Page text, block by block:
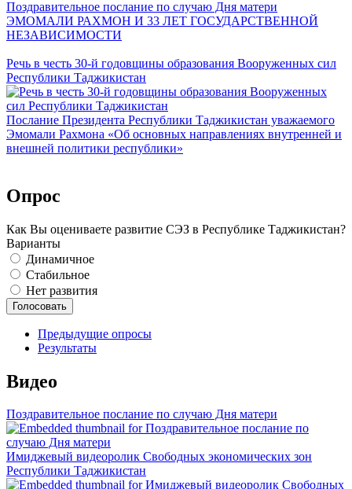
Поздравительное послание по случаю Дня матери
ЭМОМАЛИ РАХМОН И 33 ЛЕТ ГОСУДАРСТВЕННОЙ
НЕЗАВИСИМОСТИ
Речь в честь 30-й годовщины образования Вооруженных сил
Республики Таджикистан
Послание Президента Республики Таджикистан уважаемого
Эмомали Рахмона «Об основных направлениях внутренней и
внешней политики республики»
Опрос
Как Вы оцениваете развитие СЭЗ в Республике Таджикистан?
Варианты
Динамичное
Стабильное
Нет развития
Предыдущие опросы
Результаты
Видео
Поздравительное послание по случаю Дня матери
Имиджевый видеоролик Свободных экономических зон
Республики Таджикистан